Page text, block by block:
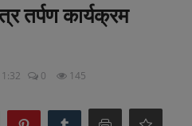
तर्पण कार्यक्रम
0 145